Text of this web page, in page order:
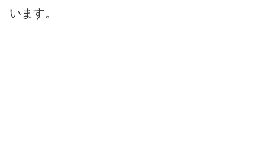
います。